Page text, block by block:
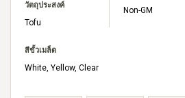
วัตถุประสงค์
Tofu
Non-GM
สีขั้วเมล็ด
White, Yellow, Clear